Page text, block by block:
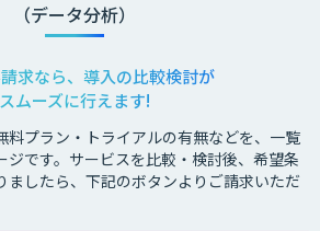
（データ分析）
求なら、導入の比較検討が
スムーズに行えます!
料プラン・トライアルの有無などを、一覧
ジです。サービスを比較・検討後、希望条
ましたら、下記のボタンよりご請求いただ